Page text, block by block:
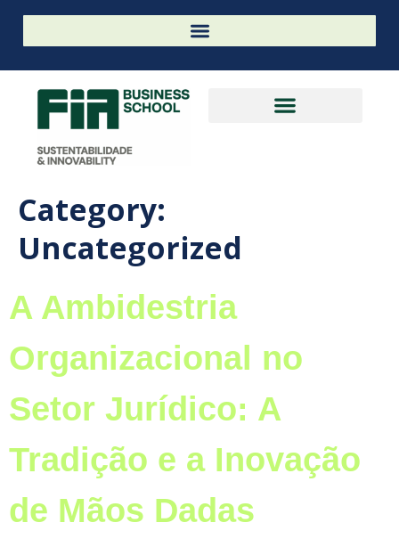
Category:
Uncategorized
A Ambidestria
Organizacional no
Setor Jurídico: A
Tradição e a Inovação
de Mãos Dadas